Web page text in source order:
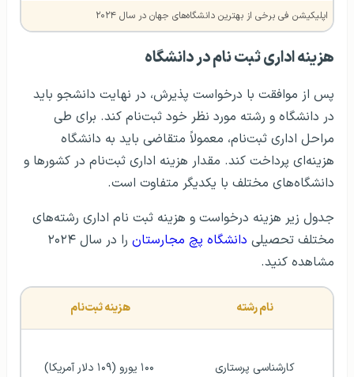
اپلیکیشن فی برخی از بهترین دانشگاه‌های جهان در سال ۲۰۲۴
هزینه اداری ثبت نام در دانشگاه
پس از موافقت با درخواست پذیرش، در نهایت دانشجو باید
در دانشگاه و رشته مورد نظر خود ثبت‌نام کند. برای طی
مراحل اداری ثبت‌نام، معمولاً متقاضی باید به دانشگاه
هزینه‌ای پرداخت کند. مقدار هزینه‌ اداری ثبت‌نام در کشورها و
دانشگاه‌های مختلف با یکدیگر متفاوت است.
جدول زیر هزینه درخواست و هزینه ثبت نام اداری رشته‌های
مختلف تحصیلی دانشگاه پچ مجارستان
را در سال ۲۰۲۴
مشاهده کنید.
نام رشته هزینه ثبت‌نام
کارشناسی پرستاری ۱۰۰ یورو (۱۰۹ دلار آمریکا)